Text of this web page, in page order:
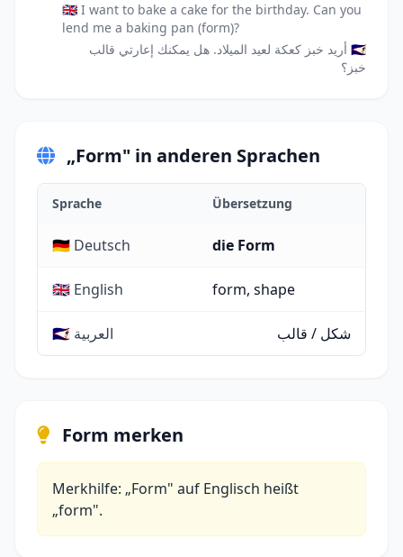
🇬🇧 I want to bake a cake for the birthday. Can you
lend me a baking pan (form)?
🇸🇦 أريد خبز كعكة لعيد الميلاد. هل يمكنك إعارتي قالب
خبز؟
„Form" in anderen Sprachen
Sprache Übersetzung
🇩🇪 Deutsch die Form
🇬🇧 English form, shape
🇸🇦 العربية شكل / قالب
Form merken
Merkhilfe: „Form" auf Englisch heißt
„form".